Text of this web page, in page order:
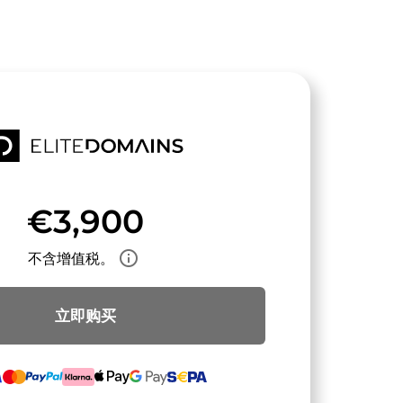
€3,900
不含增值税。 info_outline
立即购买